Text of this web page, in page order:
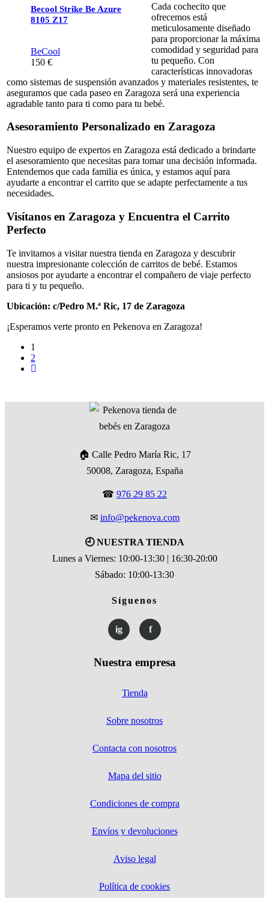
Becool Strike Be Azure
8105 Z17
BeCool
150 €
Cada cochecito que
ofrecemos está
meticulosamente diseñado
para proporcionar la máxima
comodidad y seguridad para
tu pequeño. Con
características innovadoras
como sistemas de suspensión avanzados y materiales resistentes, te
aseguramos que cada paseo en Zaragoza será una experiencia
agradable tanto para ti como para tu bebé.
Asesoramiento Personalizado en Zaragoza
Nuestro equipo de expertos en Zaragoza está dedicado a brindarte
el asesoramiento que necesitas para tomar una decisión informada.
Entendemos que cada familia es única, y estamos aquí para
ayudarte a encontrar el carrito que se adapte perfectamente a tus
necesidades.
Visítanos en Zaragoza y Encuentra el Carrito
Perfecto
Te invitamos a visitar nuestra tienda en Zaragoza y descubrir
nuestra impresionante colección de carritos de bebé. Estamos
ansiosos por ayudarte a encontrar el compañero de viaje perfecto
para ti y tu pequeño.
Ubicación: c/Pedro M.ª Ric, 17 de Zaragoza
¡Esperamos verte pronto en Pekenova en Zaragoza!
1
2
🏠 Calle Pedro María Ric, 17
50008, Zaragoza, España
☎ 976 29 85 22
✉ info@pekenova.com
🕘 NUESTRA TIENDA
Lunes a Viernes: 10:00-13:30 | 16:30-20:00
Sábado: 10:00-13:30
Síguenos
ig f
Nuestra empresa
Tienda
Sobre nosotros
Contacta con nosotros
Mapa del sitio
Condiciones de compra
Envíos y devoluciones
Aviso legal
Política de cookies